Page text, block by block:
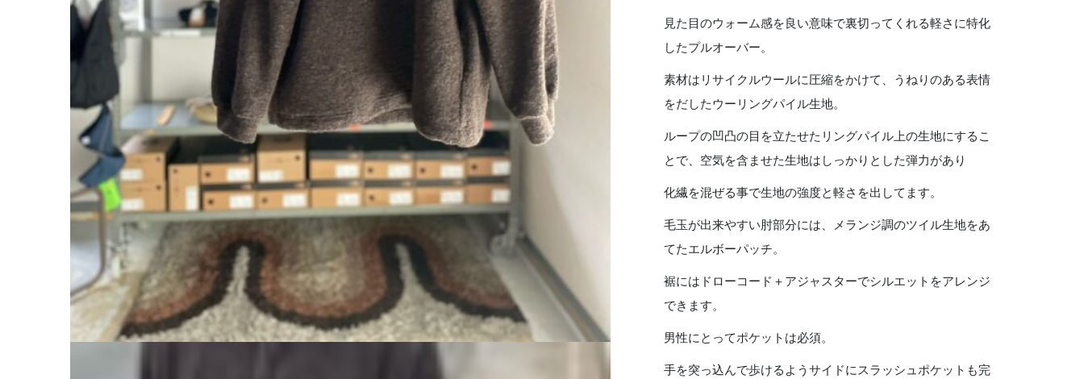
Wool見た目のウォーム感を良い意味で裏切ってくれる軽さに特化
したプルオーバー。
素材はリサイクルウールに圧縮をかけて、うねりのある表情
をだしたウーリングパイル生地。
ループの凹凸の目を立たせたリングパイル上の生地にするこ
とで、空気を含ませた生地はしっかりとした弾力があり
化繊を混ぜる事で生地の強度と軽さを出してます。
毛玉が出来やすい肘部分には、メランジ調のツイル生地をあ
てたエルボーパッチ。
裾にはドローコード＋アジャスターでシルエットをアレンジ
できます。
男性にとってポケットは必須。
手を突っ込んで歩けるようサイドにスラッシュポケットも完